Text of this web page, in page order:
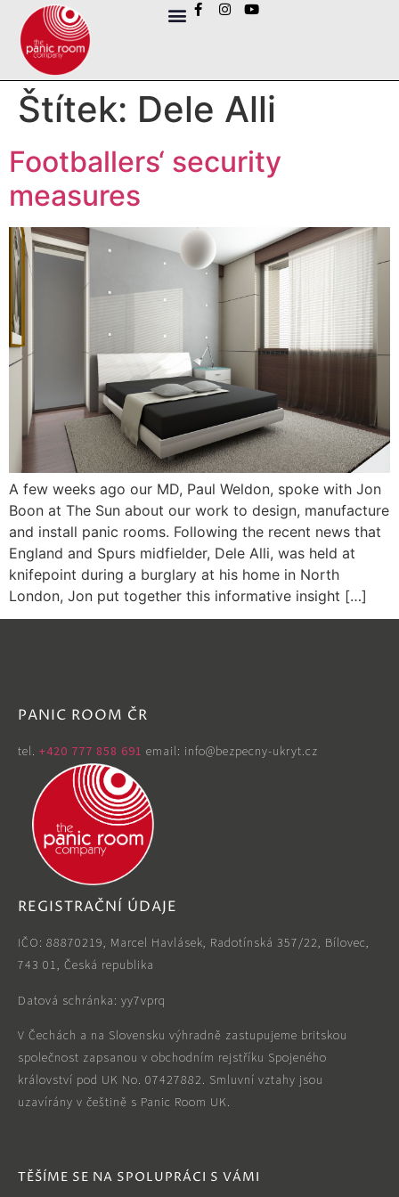
Štítek: Dele Alli
Footballers‘ security
measures
A few weeks ago our MD, Paul Weldon, spoke with Jon
Boon at The Sun about our work to design, manufacture
and install panic rooms. Following the recent news that
England and Spurs midfielder, Dele Alli, was held at
knifepoint during a burglary at his home in North
London, Jon put together this informative insight […]
TĚŠÍME SE NA SPOLUPRÁCI S VÁMI
PANIC ROOM ČR
tel. ‭ +420 777 858 691 email: info@bezpecny-ukryt.cz
REGISTRAČNÍ ÚDAJE
IČO: 88870219, Marcel Havlásek, Radotínská 357/22, Bílovec,
743 01, Česká republika
Datová schránka: yy7vprq
V Čechách a na Slovensku výhradně zastupujeme britskou
společnost zapsanou v obchodním rejstříku Spojeného
království pod UK No. 07427882. Smluvní vztahy jsou
uzavírány v češtině s Panic Room UK.